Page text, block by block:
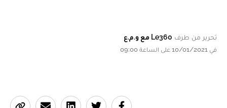
تحرير من طرف Le360 مع و.م.ع
في 10/01/2021 على الساعة 09:00